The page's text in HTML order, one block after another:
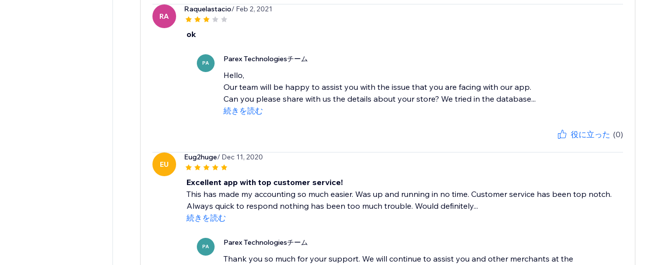
RA
Raquelastacio/ Feb 2, 2021
ok
PA Parex Technologiesチーム
Hello,
Our team will be happy to assist you with the issue that you are facing with our app.
Can you please share with us the details about your store? We tried in the database...
続きを読む
役に立った (0)
EU
Eug2huge/ Dec 11, 2020
Excellent app with top customer service!
This has made my accounting so much easier. Was up and running in no time. Customer service has been top notch.
Always quick to respond nothing has been too much trouble. Would definitely...
続きを読む
PA Parex Technologiesチーム
Thank you so much for your support. We will continue to assist you and other merchants at the